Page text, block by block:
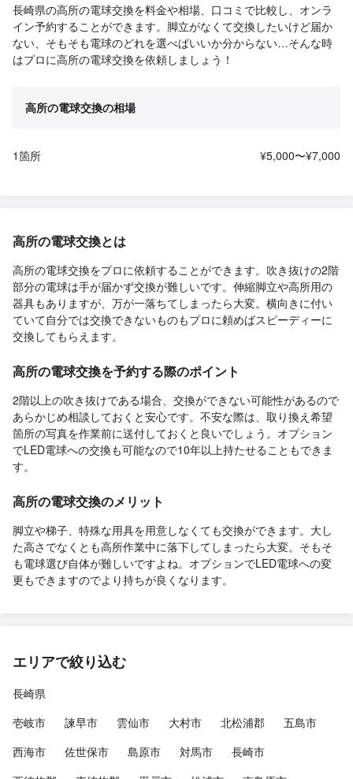
長崎県の高所の電球交換を料金や相場、口コミで比較し、オンラ
イン予約することができます。脚立がなくて交換したいけど届か
ない、そもそも電球のどれを選べばいいか分からない…そんな時
はプロに高所の電球交換を依頼しましょう！
高所の電球交換の相場
1箇所 ¥5,000〜¥7,000
高所の電球交換とは
高所の電球交換をプロに依頼することができます。吹き抜けの2階
部分の電球は手が届かず交換が難しいです。伸縮脚立や高所用の
器具もありますが、万が一落ちてしまったら大変。横向きに付い
ていて自分では交換できないものもプロに頼めばスピーディーに
交換してもらえます。
高所の電球交換を予約する際のポイント
2階以上の吹き抜けである場合、交換ができない可能性があるので
あらかじめ相談しておくと安心です。不安な際は、取り換え希望
箇所の写真を作業前に送付しておくと良いでしょう。オプション
でLED電球への交換も可能なので10年以上持たせることもできま
す。
高所の電球交換のメリット
脚立や梯子、特殊な用具を用意しなくても交換ができます。大し
た高さでなくとも高所作業中に落下してしまったら大変。そもそ
も電球選び自体が難しいですよね。オプションでLED電球への変
更もできますのでより持ちが良くなります。
エリアで絞り込む
長崎県
壱岐市
諫早市 雲仙市 大村市 北松浦郡
五島市
西海市
佐世保市 島原市 対馬市
長崎市